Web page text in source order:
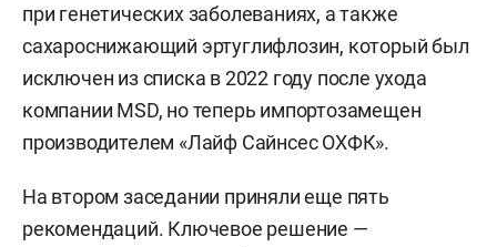
при генетических заболеваниях, а также
сахароснижающий эртуглифлозин, который был
исключен из списка в 2022 году после ухода
компании MSD, но теперь импортозамещен
производителем «Лайф Сайнсес ОХФК».
На втором заседании приняли еще пять
рекомендаций. Ключевое решение —